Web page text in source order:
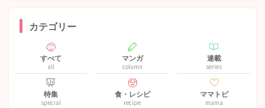
カテゴリー
すべて
all
マンガ
column
連載
series
特集
special
食・レシピ
recipe
ママトピ
mama